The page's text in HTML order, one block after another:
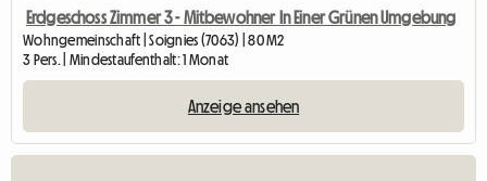
Erdgeschoss Zimmer 3 - Mitbewohner In Einer Grünen Umgebung
Wohngemeinschaft | Soignies (7063) | 80 M2
3 Pers. | Mindestaufenthalt: 1 Monat
Anzeige ansehen